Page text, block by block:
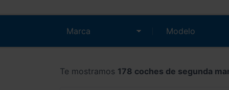
Te mostramos 178 coches de segunda